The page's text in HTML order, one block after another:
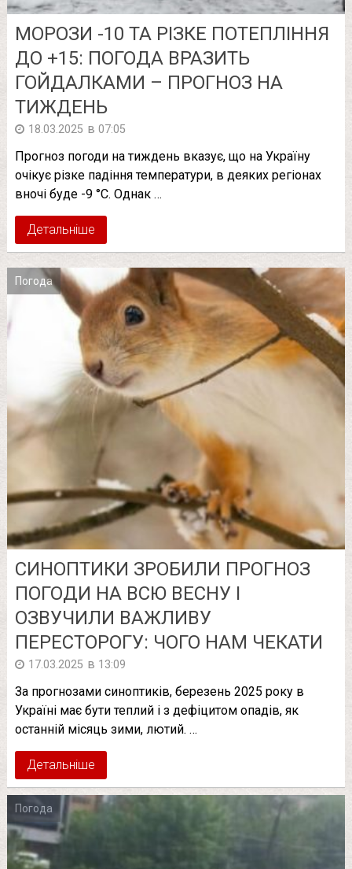
МОРОЗИ -10 ТА РІЗКЕ ПОТЕПЛІННЯ
ДО +15: ПОГОДА ВРАЗИТЬ
ГОЙДАЛКАМИ – ПРОГНОЗ НА
ТИЖДЕНЬ
18.03.2025 в 07:05
Прогноз погоди на тиждень вказує, що на Україну
очікує різке падіння температури, в деяких регіонах
вночі буде -9 °C. Однак …
Детальніше
Погода
СИНОПТИКИ ЗРОБИЛИ ПРОГНОЗ
ПОГОДИ НА ВСЮ ВЕСНУ І
ОЗВУЧИЛИ ВАЖЛИВУ
ПЕРЕСТОРОГУ: ЧОГО НАМ ЧЕКАТИ
17.03.2025 в 13:09
За прогнозами синоптиків, березень 2025 року в
Україні має бути теплий і з дефіцитом опадів, як
останній місяць зими, лютий. …
Детальніше
Погода